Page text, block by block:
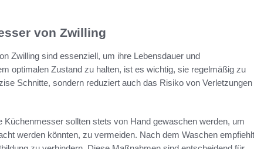
von Zwilling
Zwilling sind essenziell, um ihre Lebensdauer und
optimalen Zustand zu halten, ist es wichtig, sie regelmäßig zu
Schnitte, sondern reduziert auch das Risiko von Verletzungen
Küchenmesser sollten stets von Hand gewaschen werden, um
werden könnten, zu vermeiden. Nach dem Waschen empfiehlt